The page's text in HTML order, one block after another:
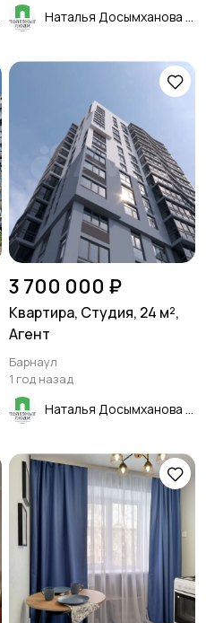
Наталья Досымханова
3 700 000 ₽
Квартира, Студия, 24 м²,
Агент
Барнаул
1 год назад
Наталья Досымханова